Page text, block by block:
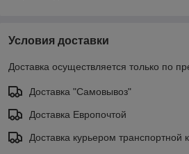
Условия доставки
Доставка осуществляется только по
Доставка "Самовывоз"
Доставка Европочтой
Доставка курьером транспортной